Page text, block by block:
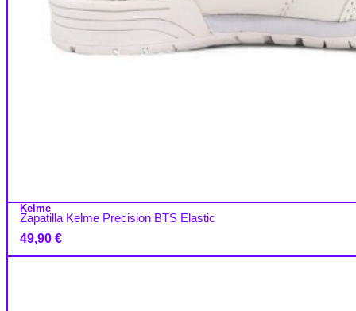
Kelme
Zapatilla Kelme Precision BTS Elastic
49,90 €